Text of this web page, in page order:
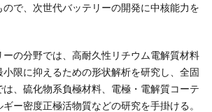
ので、次世代バッテリーの開発に中核能力を
ーの分野では、高耐久性リチウム電解質材料
限に抑えるための形状解析を研究し、全固
、硫化物系負極材料、電極・電解質コーテ
ー密度正極活物質などの研究を手掛ける。